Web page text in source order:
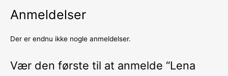
Anmeldelser
Der er endnu ikke nogle anmeldelser.
Vær den første til at anmelde “Lena